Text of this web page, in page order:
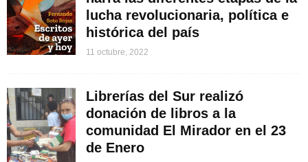
lucha revolucionaria, política e
histórica del país
11 octubre, 2022
Librerías del Sur realizó
donación de libros a la
comunidad El Mirador en el 23
de Enero